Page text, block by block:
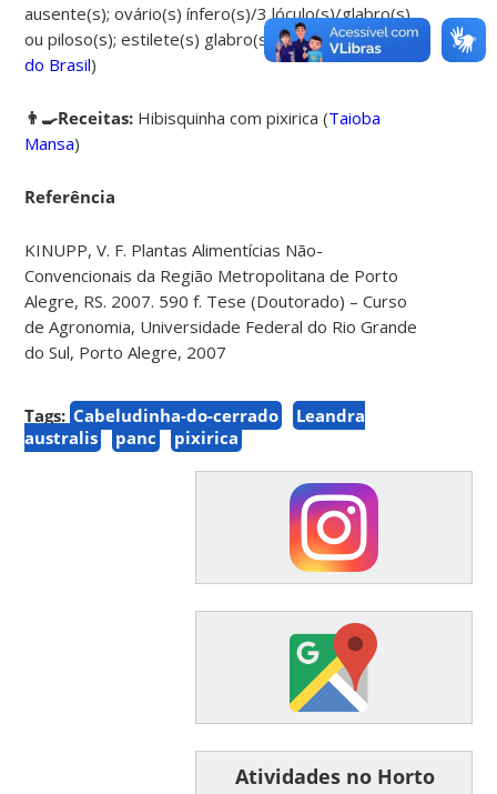
ausente(s); ovário(s) ínfero(s)/3 lóculo(s)/glabro(s)
ou piloso(s); estilete(s) glabro(s)/sigmóide(s). (Flora
do Brasil)
👨‍🍳Receitas: Hibisquinha com pixirica (Taioba
Mansa)
Referência
KINUPP, V. F. Plantas Alimentícias Não-
Convencionais da Região Metropolitana de Porto
Alegre, RS. 2007. 590 f. Tese (Doutorado) – Curso
de Agronomia, Universidade Federal do Rio Grande
do Sul, Porto Alegre, 2007
Tags: Cabeludinha-do-cerrado
Leandra
australis
panc pixirica
͏ ͏ ͏ ͏ ͏ ͏Atividades no Horto